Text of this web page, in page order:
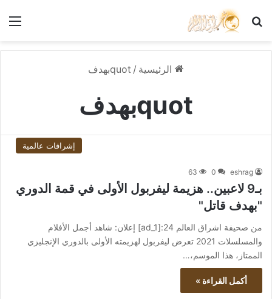
بحث عن
الرئيسية / quotبهدف
quotبهدف
إشراقات عالمية
eshrag
0
63
بـ9 لاعبين.. هزيمة ليفربول الأولى في قمة الدوري
"بهدف قاتل"
من صحيفة اشراق العالم 24:[ad_1] إعلان: شاهد أجمل الأفلام
والمسلسلات 2021 تعرض ليفربول لهزيمته الأولى بالدوري الإنجليزي
الممتاز، هذا الموسم،…
أكمل القراءة »